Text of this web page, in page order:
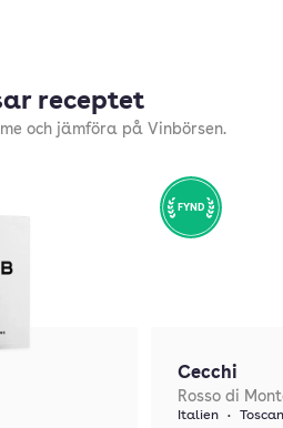
receptet
och jämföra på Vinbörsen.
FYND
Cecchi
Rosso di
Italien •